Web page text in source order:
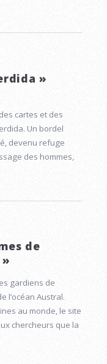
»
cartes et des
Un bordel
devenu refuge
des hommes,
de
gardiens de
l’océan Austral.
au monde, le site
chercheurs que la